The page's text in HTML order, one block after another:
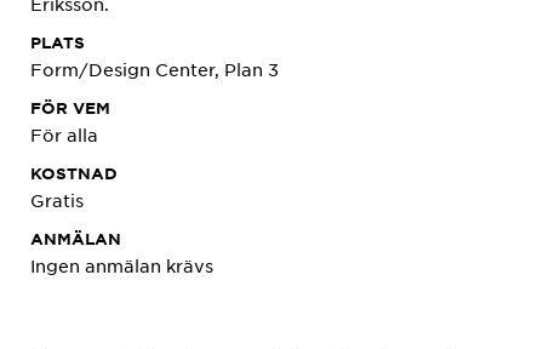
PLATS
Form/Design Center, Plan 3
FÖR VEM
För alla
KOSTNAD
Gratis
ANMÄLAN
Ingen anmälan krävs